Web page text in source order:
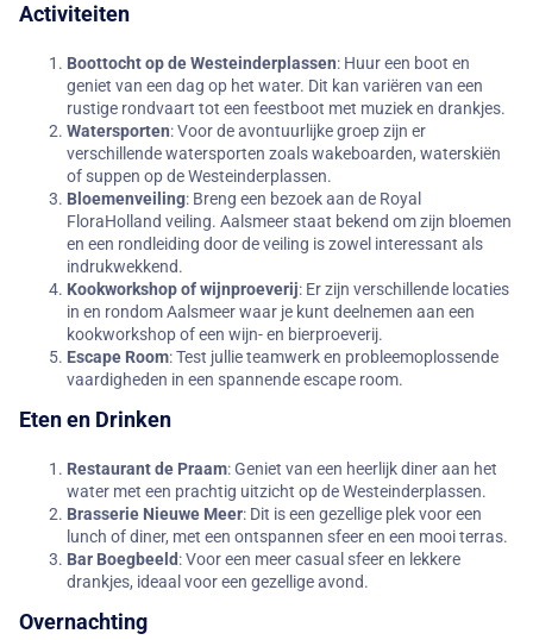
Activiteiten
Boottocht op de Westeinderplassen: Huur een boot en
geniet van een dag op het water. Dit kan variëren van een
rustige rondvaart tot een feestboot met muziek en drankjes.
Watersporten: Voor de avontuurlijke groep zijn er
verschillende watersporten zoals wakeboarden, waterskiën
of suppen op de Westeinderplassen.
Bloemenveiling: Breng een bezoek aan de Royal
FloraHolland veiling. Aalsmeer staat bekend om zijn bloemen
en een rondleiding door de veiling is zowel interessant als
indrukwekkend.
Kookworkshop of wijnproeverij: Er zijn verschillende locaties
in en rondom Aalsmeer waar je kunt deelnemen aan een
kookworkshop of een wijn- en bierproeverij.
Escape Room: Test jullie teamwerk en probleemoplossende
vaardigheden in een spannende escape room.
Eten en Drinken
Restaurant de Praam: Geniet van een heerlijk diner aan het
water met een prachtig uitzicht op de Westeinderplassen.
Brasserie Nieuwe Meer: Dit is een gezellige plek voor een
lunch of diner, met een ontspannen sfeer en een mooi terras.
Bar Boegbeeld : Voor een meer casual sfeer en lekkere
drankjes, ideaal voor een gezellige avond.
Overnachting